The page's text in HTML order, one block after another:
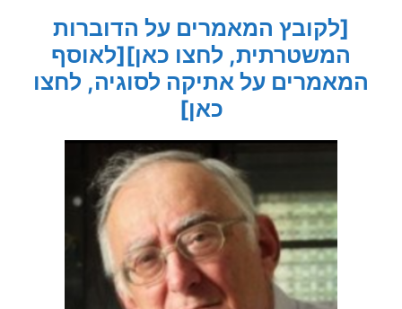
[לקובץ המאמרים על הדוברות
המשטרתית, לחצו כאן][לאוסף
המאמרים על אתיקה לסוגיה, לחצו
כאן]